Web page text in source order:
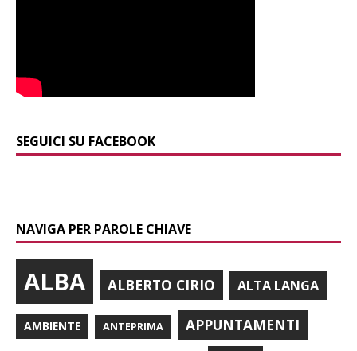
SEGUICI SU FACEBOOK
NAVIGA PER PAROLE CHIAVE
ALBA ALBERTO CIRIO ALTA LANGA
AMBIENTE ANTEPRIMA APPUNTAMENTI